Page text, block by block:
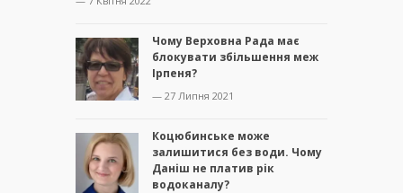
Чому Верховна Рада має
блокувати збільшення меж
Ірпеня?
— 27 Липня 2021
Коцюбинське може
залишитися без води. Чому
Даніш не платив рік
водоканалу?